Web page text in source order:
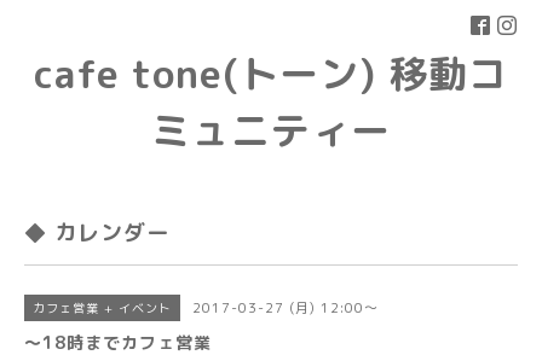
cafe tone(トーン) 移動コ
ミュニティー
◆ カレンダー
カフェ営業 + イベント 2017-03-27 (月) 12:00～
〜18時までカフェ営業